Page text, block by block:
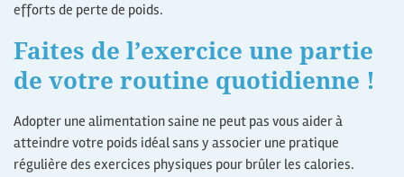
efforts de perte de poids.
Faites de l’exercice une partie
de votre routine quotidienne !
Adopter une alimentation saine ne peut pas vous aider à
atteindre votre poids idéal sans y associer une pratique
régulière des exercices physiques pour brûler les calories.